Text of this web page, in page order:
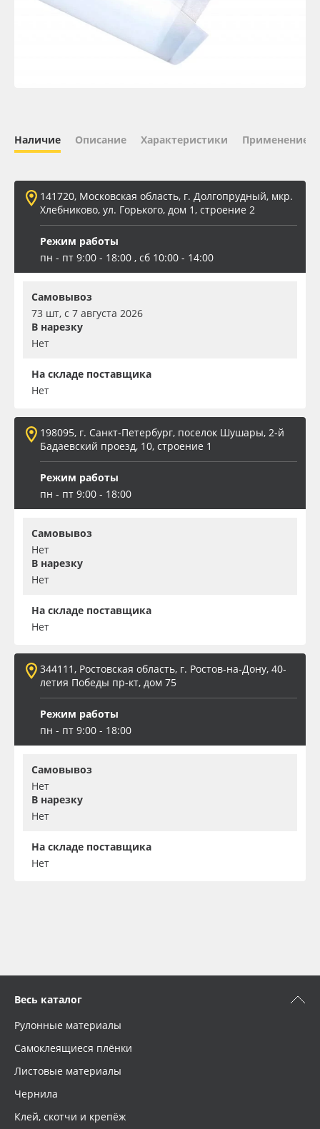
ПЭТ листовой
Вспененный ПВХ
Баннер
Наличие Описание Характеристики Применение
141720, Московская область, г. Долгопрудный, мкр.
Хлебниково, ул. Горького, дом 1, строение 2
Режим работы
пн - пт 9:00 - 18:00 , сб 10:00 - 14:00
Самовывоз
73 шт, с 7 августа 2026
В нарезку
Нет
На складе поставщика
Нет
198095, г. Санкт-Петербург, поселок Шушары, 2-й
Бадаевский проезд, 10, строение 1
Режим работы
пн - пт 9:00 - 18:00
Самовывоз
Нет
В нарезку
Нет
На складе поставщика
Нет
344111, Ростовская область, г. Ростов-на-Дону, 40-
летия Победы пр-кт, дом 75
Режим работы
пн - пт 9:00 - 18:00
Самовывоз
Нет
В нарезку
Нет
На складе поставщика
Нет
Весь каталог
Рулонные материалы
Самоклеящиеся плёнки
Листовые материалы
Чернила
Клей, скотчи и крепёж